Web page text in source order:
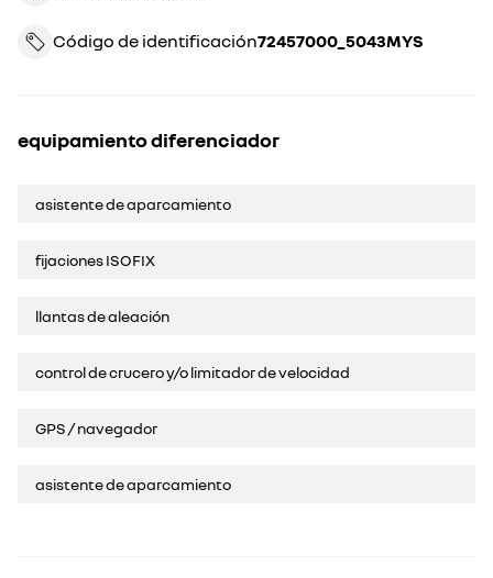
Código de identificación 72457000_5043MYS
equipamiento diferenciador
asistente de aparcamiento
fijaciones ISOFIX
llantas de aleación
control de crucero y/o limitador de velocidad
GPS / navegador
asistente de aparcamiento